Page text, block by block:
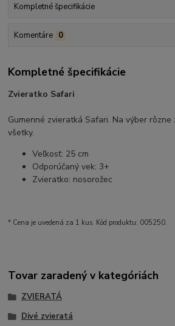
Kompletné špecifikácie
Komentáre 0
Kompletné špecifikácie
Zvieratko Safari
Gumenné zvieratká Safari. Na výber
všetky.
Veľkosť: 25 cm
Odporúčaný vek: 3+
Zvieratko: nosorožec
* Cena je uvedená za 1 kus. Kód produktu: 005250.
Tovar zaradený v kategóriách
ZVIERATÁ
Divé zvieratá